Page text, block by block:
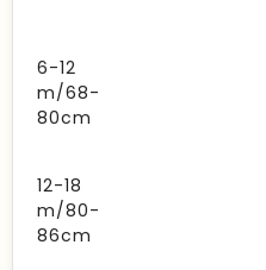
6-12
m/68-
80cm
12-18
m/80-
86cm